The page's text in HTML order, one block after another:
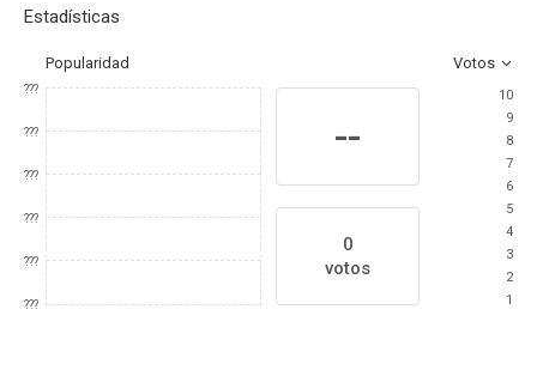
Estadísticas
Popularidad Votos
???
???
???
???
???
???
--
0
votos
10
9
8
7
6
5
4
3
2
1